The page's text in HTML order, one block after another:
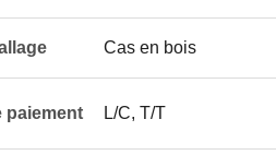
Cas en bois
paiement L/C, T/T